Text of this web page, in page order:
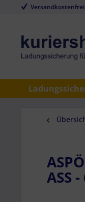
Versandkostenfrei
ASS